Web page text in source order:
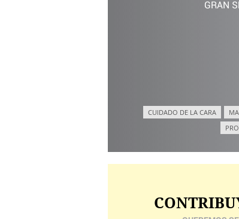
GRAN
CUIDADO DE LA CARA